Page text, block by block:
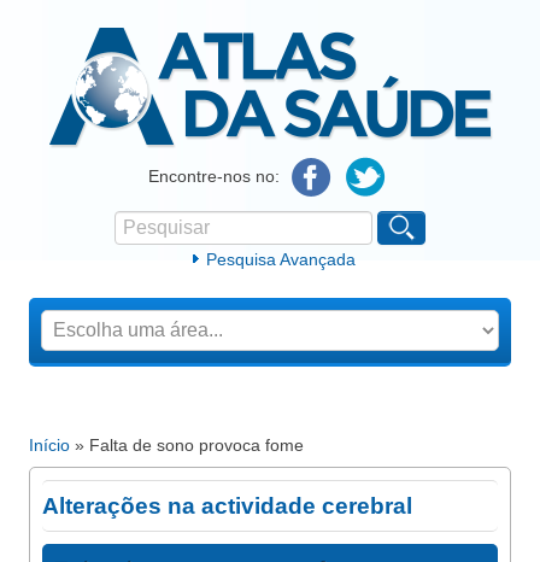
Atlas da SaúdeEncontre-nos no:
Formulário de procura
Pesquisar
Pesquisa Avançada
Está aqui
Início » Falta de sono provoca fome
Alterações na actividade cerebral